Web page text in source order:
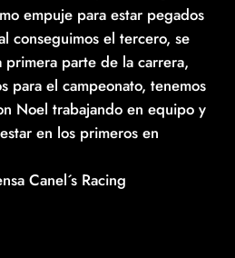
empuje para estar pegados
conseguimos el tercero, se
parte de la carrera,
para el campeonato, tenemos
Noel trabajando en equipo y
en los primeros en
Canel´s Racing